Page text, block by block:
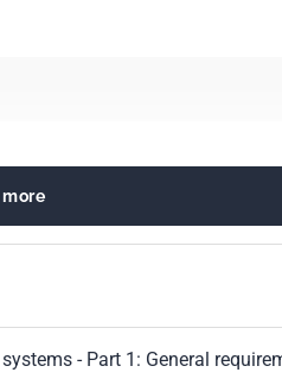
more
- Part 1: General